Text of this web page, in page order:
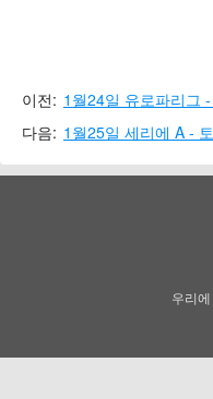
이전: 1월24일 유로파리그
다음: 1월25일 세리에 A -
우리